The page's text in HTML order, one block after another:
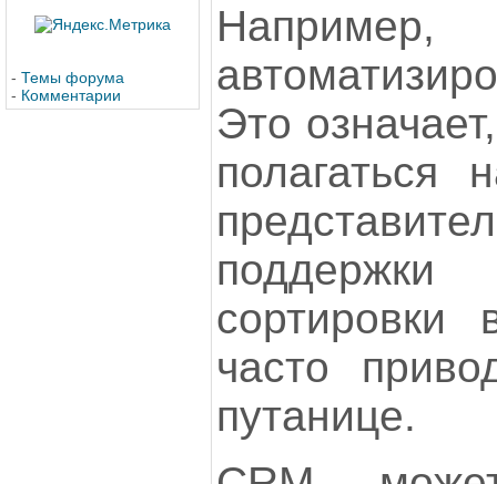
- Темы форума
- Комментарии
Это
полагаться
сортировки
часто
путанице.